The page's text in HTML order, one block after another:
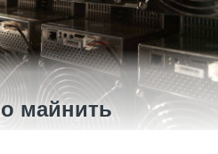
майнить